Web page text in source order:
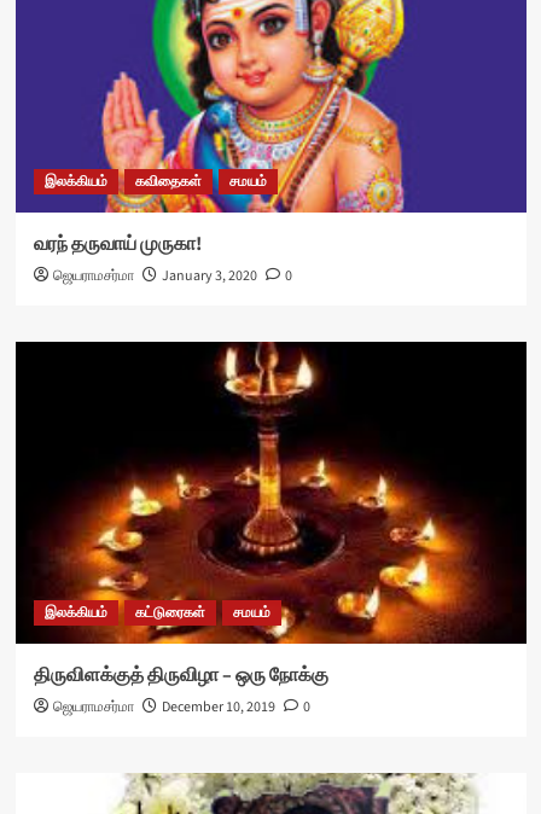
இலக்கியம் கவிதைகள் சமயம்
வரந் தருவாய் முருகா!
ஜெயராமசர்மா January 3, 2020 0
இலக்கியம் கட்டுரைகள் சமயம்
திருவிளக்குத் திருவிழா – ஒரு நோக்கு
ஜெயராமசர்மா December 10, 2019 0